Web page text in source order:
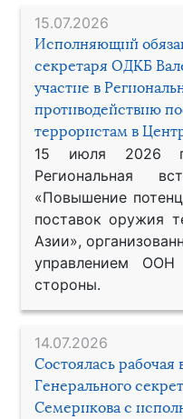
15.07.2026
Исполняющий
секретаря ОДКБ
участие в
противодействию
террористам в
15 июля 2026
Региональная
«Повышение
поставок оружия
Азии»,
управлением ООН
стороны.
14.07.2026
Состоялась рабочая
Генерального
Семерикова с